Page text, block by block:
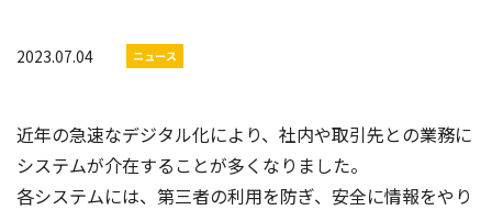
2023.07.04 ニュース
近年の急速なデジタル化により、社内や取引先との業務に
システムが介在することが多くなりました。
各システムには、第三者の利用を防ぎ、安全に情報をやり